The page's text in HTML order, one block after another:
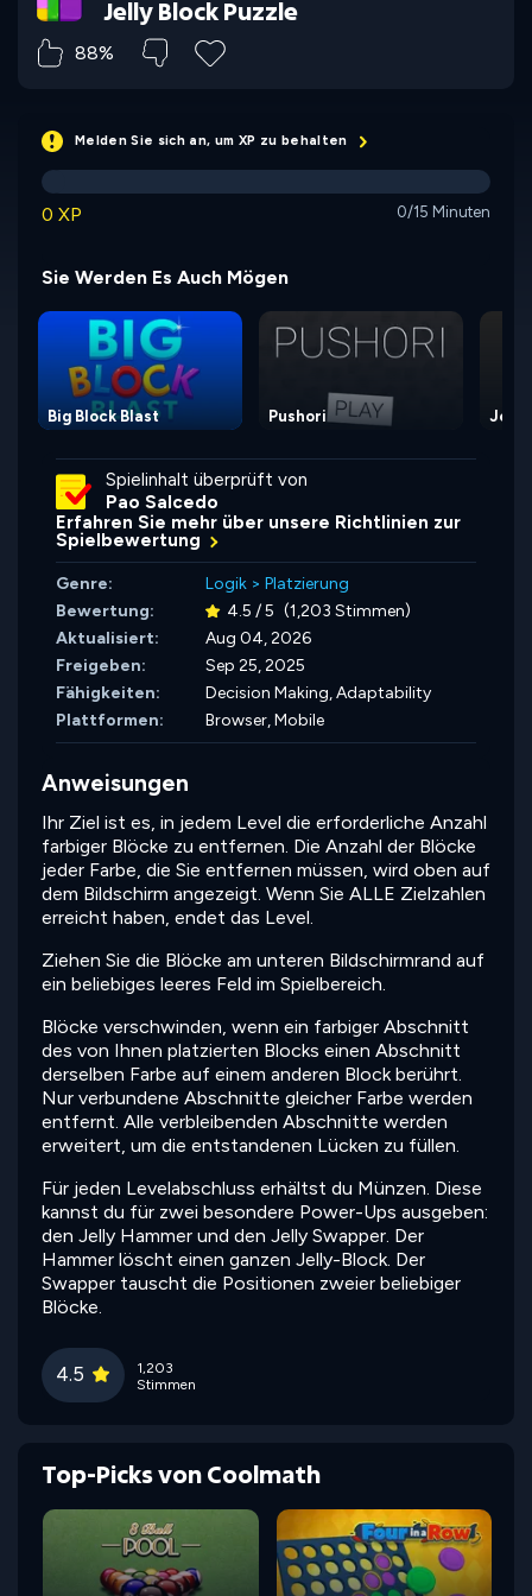
Jelly Block Puzzle
88%
Melden Sie sich an, um XP zu behalten
0 XP 0/15 Minuten
Sie Werden Es Auch Mögen
Big Block Blast Pushori Jelly
Spielinhalt überprüft von
Pao Salcedo
Erfahren Sie mehr über unsere Richtlinien zur
Spielbewertung
Genre: Logik > Platzierung
Bewertung:
4.5 / 5 (1,203 Stimmen)
Aktualisiert:
Aug 04, 2026
Freigeben:
Sep 25, 2025
Fähigkeiten:
Decision Making,Adaptability
Plattformen:
Browser, Mobile
Anweisungen
Ihr Ziel ist es, in jedem Level die erforderliche Anzahl
farbiger Blöcke zu entfernen. Die Anzahl der Blöcke
jeder Farbe, die Sie entfernen müssen, wird oben auf
dem Bildschirm angezeigt. Wenn Sie ALLE Zielzahlen
erreicht haben, endet das Level.
Ziehen Sie die Blöcke am unteren Bildschirmrand auf
ein beliebiges leeres Feld im Spielbereich.
Blöcke verschwinden, wenn ein farbiger Abschnitt
des von Ihnen platzierten Blocks einen Abschnitt
derselben Farbe auf einem anderen Block berührt.
Nur verbundene Abschnitte gleicher Farbe werden
entfernt. Alle verbleibenden Abschnitte werden
erweitert, um die entstandenen Lücken zu füllen.
Für jeden Levelabschluss erhältst du Münzen. Diese
kannst du für zwei besondere Power-Ups ausgeben:
den Jelly Hammer und den Jelly Swapper. Der
Hammer löscht einen ganzen Jelly-Block. Der
Swapper tauscht die Positionen zweier beliebiger
Blöcke.
4.5
1,203
Stimmen
Top-Picks von Coolmath